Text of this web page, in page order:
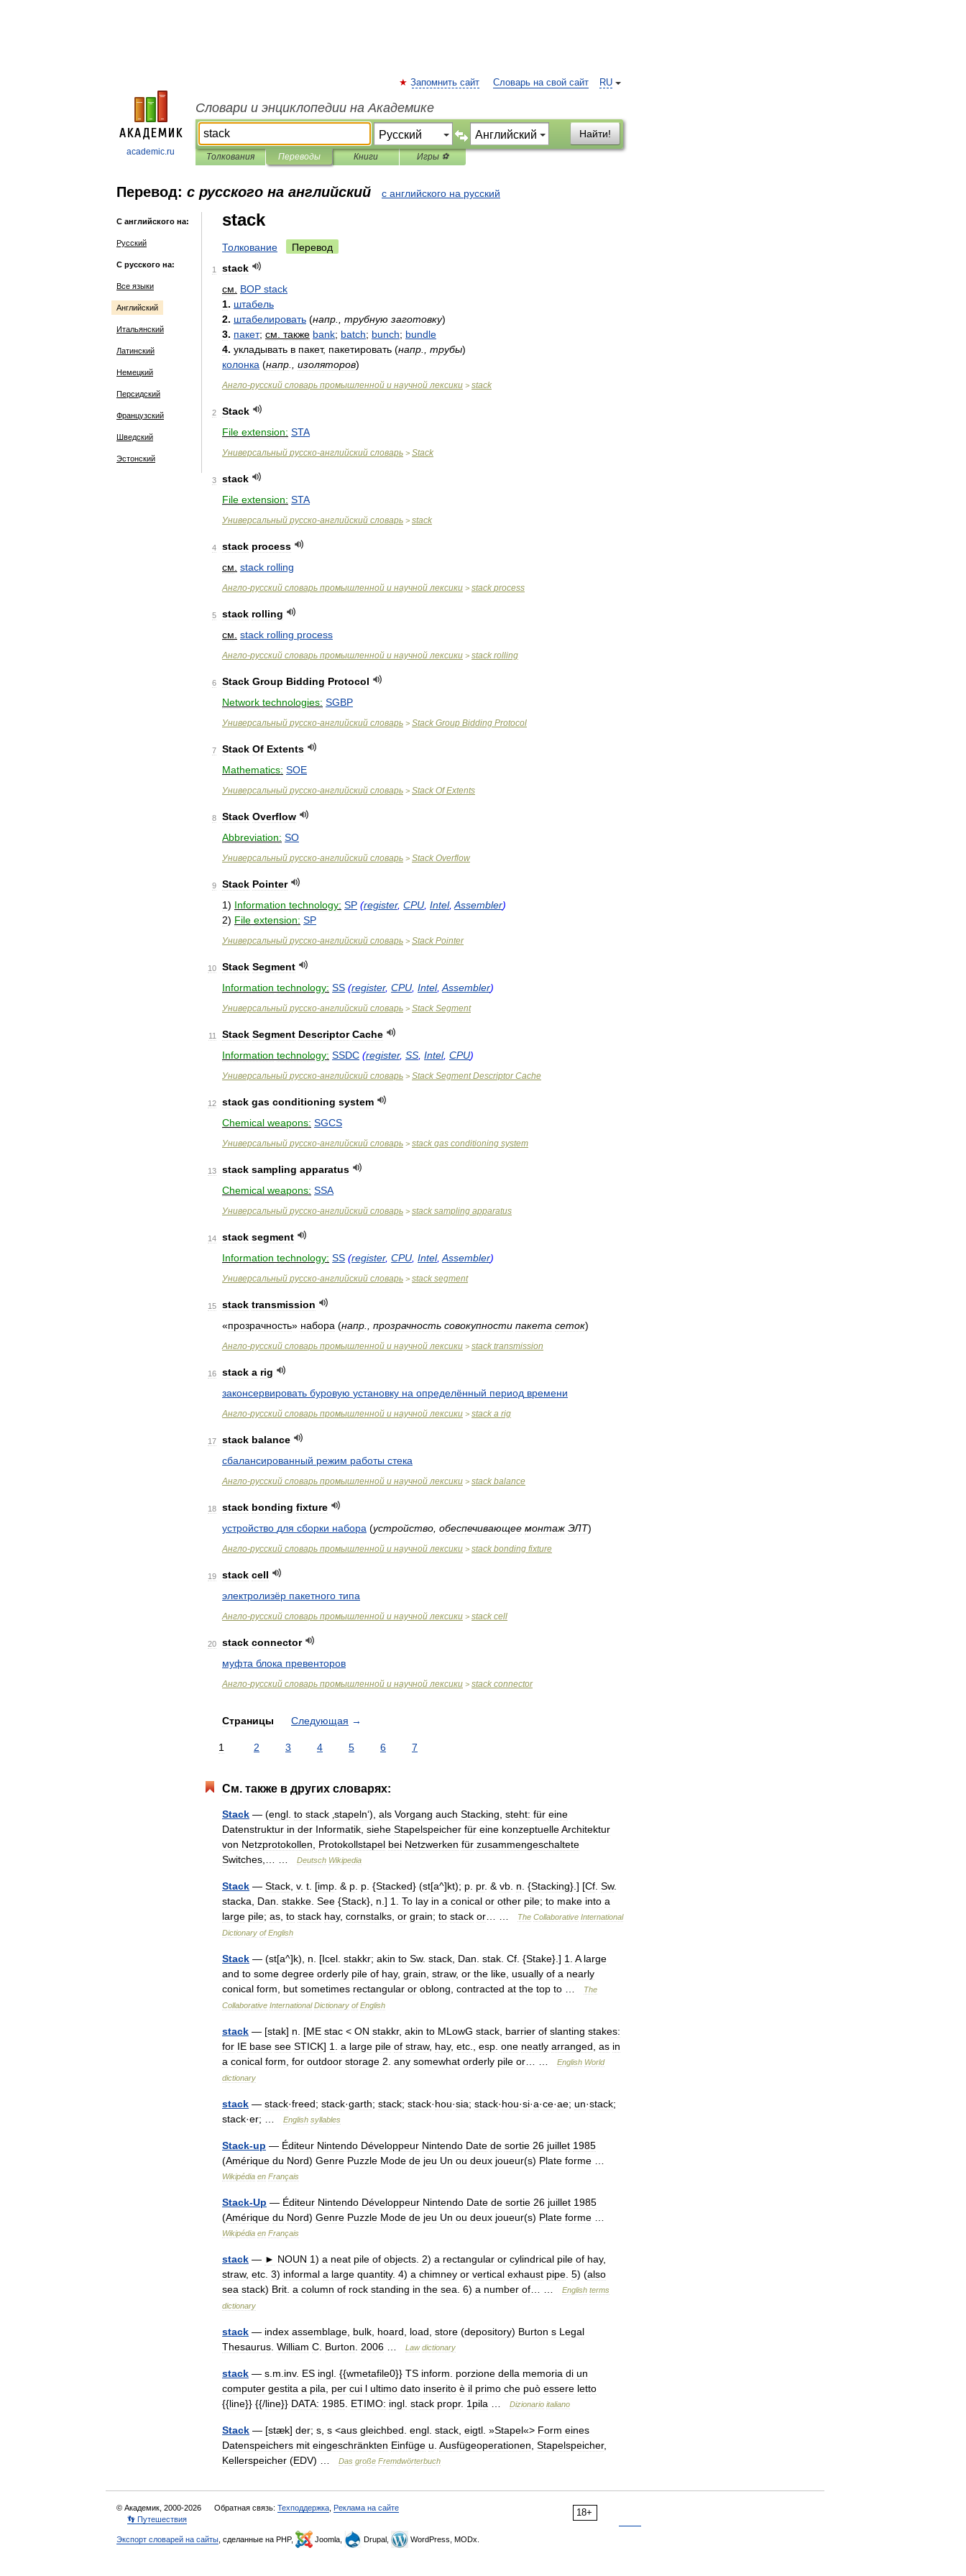
academic.ru
RU
Запомнить сайт Словарь на свой сайт
Словари и энциклопедии на Академике
Найти!
Толкования Переводы Книги Игры ⚽
Перевод: с русского на английский с английского на русский
С английского на:
Русский
С русского на:
Все языки
Английский
Итальянский
Латинский
Немецкий
Персидский
Французский
Шведский
Эстонский
stack
Толкование Перевод
1
stack
см
BOP stack
1. штабель
2. штабелировать (напр трубную заготовку)
3. пакет; см также bank; batch; bunch; bundle
4. укладывать в пакет, пакетировать (напр трубы)
колонка (напр изоляторов)
Англо-русский словарь промышленной и научной лексики > stack
2
Stack
File extension: STA
Универсальный русско-английский словарь > Stack
3
stack
File extension: STA
Универсальный русско-английский словарь > stack
4 stack process
см stack rolling
Англо-русский словарь промышленной и научной лексики > stack process
5 stack rolling
см stack rolling process
Англо-русский словарь промышленной и научной лексики > stack rolling
6 Stack Group Bidding Protocol
Network technologies: SGBP
Универсальный русско-английский словарь > Stack Group Bidding Protocol
7 Stack Of Extents
Mathematics: SOE
Универсальный русско-английский словарь > Stack Of Extents
8 Stack Overflow
Abbreviation: SO
Универсальный русско-английский словарь > Stack Overflow
9 Stack Pointer
1) Information technology: SP (register, CPU Intel, Assembler)
2) File extension: SP
Универсальный русско-английский словарь > Stack Pointer
10 Stack Segment
Information technology: SS (register, CPU Intel, Assembler)
Универсальный русско-английский словарь > Stack Segment
11 Stack Segment Descriptor Cache
Information technology: SSDC (register, SS Intel, CPU)
Универсальный русско-английский словарь > Stack Segment Descriptor Cache
12 stack gas conditioning system
Chemical weapons: SGCS
Универсальный русско-английский словарь > stack gas conditioning system
13 stack sampling apparatus
Chemical weapons: SSA
Универсальный русско-английский словарь > stack sampling apparatus
14 stack segment
Information technology: SS (register, CPU Intel, Assembler)
Универсальный русско-английский словарь > stack segment
15 stack transmission
«прозрачность» набора (напр прозрачность совокупности пакета сеток)
Англо-русский словарь промышленной и научной лексики > stack transmission
16 stack a rig
законсервировать буровую установку на определённый период времени
Англо-русский словарь промышленной и научной лексики > stack a rig
17 stack balance
сбалансированный режим работы стека
Англо-русский словарь промышленной и научной лексики > stack balance
18 stack bonding fixture
устройство для сборки набора (устройство обеспечивающее монтаж ЭЛТ)
Англо-русский словарь промышленной и научной лексики > stack bonding fixture
19 stack cell
электролизёр пакетного типа
Англо-русский словарь промышленной и научной лексики > stack cell
20 stack connector
муфта блока превенторов
Англо-русский словарь промышленной и научной лексики > stack connector
Страницы Следующая →
1 2 3 4 5 6 7
См. также в других словарях:
Stack — (engl to stack ‚stapeln‘), als Vorgang auch Stacking steht: für eine
Datenstruktur in der Informatik siehe Stapelspeicher für eine konzeptuelleArchitektur
von Netzprotokollen Protokollstapel bei Netzwerken für zusammengeschaltete
Switches
Deutsch Wikipedia
Stack — Stack v. t . [imp . & p p . {Stacked} (st[a^]kt); p pr. & vb n . {Stacking}.] [Cf Sw.
stacka
Dan stakke See {Stack}, n .] 1 To lay in a conical or other pile; to make into a
large pile; as to stack hay, cornstalks or grain; to stack or The Collaborative International
Dictionary of English
Stack — (st[a^]k), n . [Icel stakkr; akin to Sw. stack Dan stak Cf . {Stake}.] 1 A large
and to some degree orderly pile of hay, grain straw, or the like usually of a nearly
conical form but sometimes rectangular or oblong contracted at the top to
The
Collaborative International Dictionary of English
stack — [stak] n . [ME stac < ON stakkr, akin to MLowG stack barrier of slanting stakes:
for IE base see STICK] 1 a large pile of straw, hay, etc esp one neatly arranged as in
a conical form for outdoor storage 2 any somewhat orderly pile or English World
dictionary
stack — stack·freed; stack·garth; stack; stack·hou·sia; stack·hou·si·a·ce·ae; un·stack;
stack·er; … English syllables
Stack-up — Éditeur Nintendo Développeur Nintendo Date de sortie 26 juillet 1985
(Amérique du Nord) Genre Puzzle Mode de jeu Un ou deux joueur(s) Plate forme
Wikipédia en Français
Stack-Up — Éditeur Nintendo Développeur Nintendo Date de sortie 26 juillet 1985
(Amérique du Nord) Genre Puzzle Mode de jeu Un ou deux joueur(s) Plate forme
Wikipédia en Français
stack — ► NOUN 1) a neat pile of objects 2) a rectangular or cylindrical pile of hay,
straw, etc 3) informal a large quantity. 4) a chimney or vertical exhaust pipe 5) (also
sea stack) Brit a column of rock standing in the sea 6) a number of English terms
dictionary
stack — index assemblage bulk hoard load store (depository) Burton s Legal
Thesaurus William C Burton 2006 Law dictionary
stack — s m inv. ES ingl . {{wmetafile0}} TS inform porzione della memoria di un
computer gestita a pila per cui l ultimo dato inserito è il primo che può essere letto
{{line}} {{/line}} DATA: 1985 ETIMO: ingl stack propr. 1pila Dizionario italiano
Stack — [stæk] der; s s <aus gleichbed engl stack eigtl . »Stapel«> Form eines
Datenspeichers mit eingeschränkten Einfüge u Ausfügeoperationen Stapelspeicher,
Kellerspeicher (EDV) … Das große Fremdwörterbuch
18+
© Академик, 2000-2026 Обратная связь: Техподдержка Реклама на сайте
👣 Путешествия
Экспорт словарей на сайты , сделанные на PHP, Joomla, Drupal, WordPress, MODx.